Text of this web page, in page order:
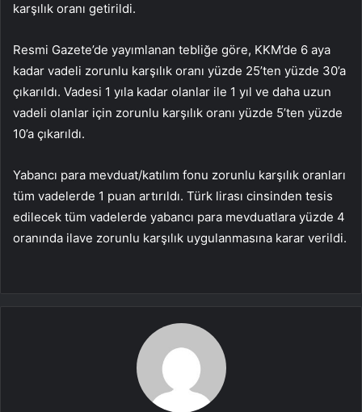
karşılık oranı getirildi.
Resmi Gazete’de yayımlanan tebliğe göre, KKM’de 6 aya
kadar vadeli zorunlu karşılık oranı yüzde 25’ten yüzde 30’a
çıkarıldı. Vadesi 1 yıla kadar olanlar ile 1 yıl ve daha uzun
vadeli olanlar için zorunlu karşılık oranı yüzde 5’ten yüzde
10’a çıkarıldı.
Yabancı para mevduat/katılım fonu zorunlu karşılık oranları
tüm vadelerde 1 puan artırıldı. Türk lirası cinsinden tesis
edilecek tüm vadelerde yabancı para mevduatlara yüzde 4
oranında ilave zorunlu karşılık uygulanmasına karar verildi.